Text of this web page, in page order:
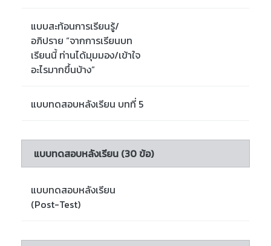
แบบสะท้อนการเรียนรู้/
อภิปราย “จากการเรียนบท
เรียนนี้ ท่านได้มุมมอง/เข้าใจ
อะไรมากขึ้นบ้าง”
แบบทดสอบหลังเรียน บทที่ 5
แบบทดสอบหลังเรียน (30 ข้อ)
แบบทดสอบหลังเรียน
(Post-Test)